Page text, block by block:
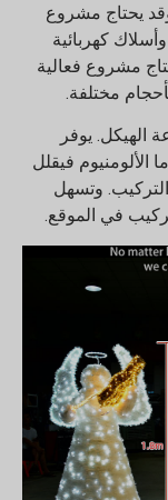
يحتاج مشروع
كهربائية
مشروع فعالية
مختلفة.
يوفر
فيقلل
وتسهل
في الموقع.